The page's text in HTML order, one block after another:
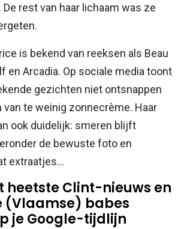
rest van haar lichaam was ze
is bekend van reeksen als Beau
en Arcadia. Op sociale media toont
gezichten niet ontsnappen
van te weinig zonnecrème. Haar
ook duidelijk: smeren blijft
de bewuste foto en
extraatjes...
heetste Clint-nieuws en
(Vlaamse) babes
je Google-tijdlijn